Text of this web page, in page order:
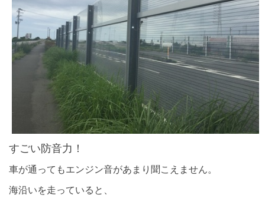
すごい防音力！
車が通ってもエンジン音があまり聞こえません。
海沿いを走っていると、